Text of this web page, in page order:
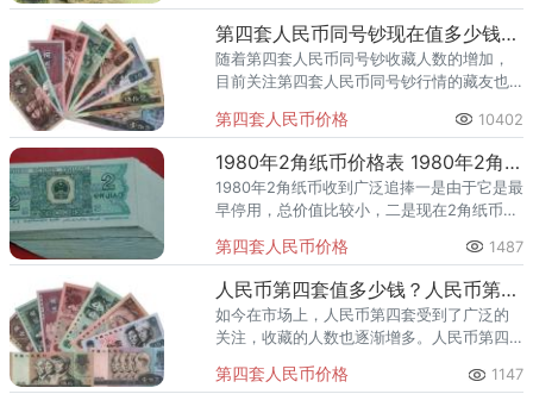
第四套人民币同号钞现在值多少钱？第四套人民币同号钞价格
随着第四套人民币同号钞收藏人数的增加，
目前关注第四套人民币同号钞行情的藏友也
第四套人民币价格 10402
1980年2角纸币价格表 1980年2角纸币收藏潜力
1980年2角纸币收到广泛追捧一是由于它是最
早停用，总价值比较小，二是现在2角纸币已
次印发2角纸币。
第四套人民币价格 1487
人民币第四套值多少钱？人民币第四套收藏价值分析
如今在市场上，人民币第四套受到了广泛的
关注，收藏的人数也逐渐增多。人民币第四
起收藏领域就赋予了其很高的收藏价值与非
第四套人民币价格 1147